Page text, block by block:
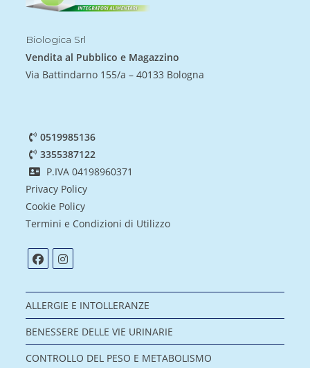
Biologica Srl
Vendita al Pubblico e Magazzino
Via Battindarno 155/a – 40133 Bologna
0519985136
3355387122
P.IVA 04198960371
Privacy Policy
Cookie Policy
Termini e Condizioni di Utilizzo
ALLERGIE E INTOLLERANZE
BENESSERE DELLE VIE URINARIE
CONTROLLO DEL PESO E METABOLISMO